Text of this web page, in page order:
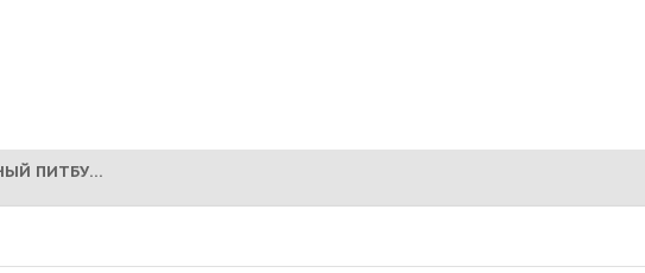
САМУРАЙ - РЯЗАНЬ! ИСТОЩЕННЫЙ ПИТБУЛЬ! (НА РАДУГЕ 06.03.25)